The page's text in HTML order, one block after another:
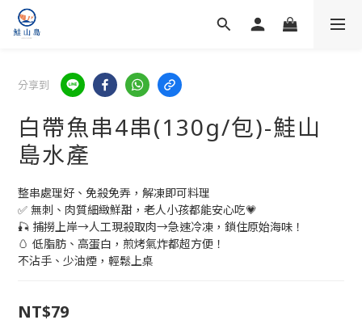
分享到
白帶魚串4串(130g/包)-鮭山
島水產
整串處理好、免殺免弄，解凍即可料理
✅ 無刺、肉質細緻鮮甜，老人小孩都能安心吃💗
🎣 捕撈上岸→人工現殺取肉→急速冷凍，鎖住原始海味！
🥚 低脂肪、高蛋白，煎烤氣炸都超方便！
不沾手、少油煙，輕鬆上桌
NT$79